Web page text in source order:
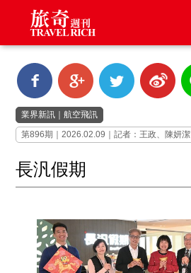
業界新訊 ｜航空飛訊
第896期｜2026.02.09｜記者：王政、陳妍潔
長汎假期